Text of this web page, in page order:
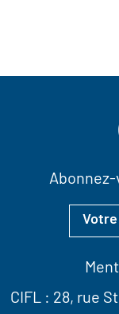
Abonnez-
CIFL : 28, rue